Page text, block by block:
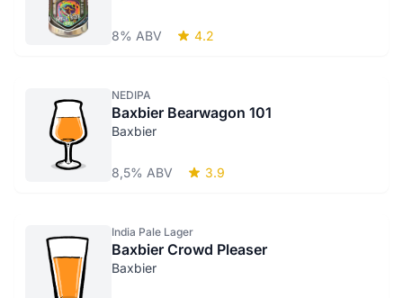
8% ABV 4.2
NEDIPA
Baxbier Bearwagon 101
Baxbier
8,5% ABV 3.9
India Pale Lager
Baxbier Crowd Pleaser
Baxbier